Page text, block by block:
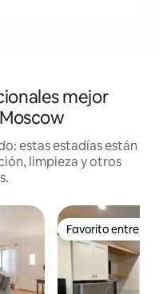
mejor
estas estadías están
limpieza y otros
Favorito entre
Favorito entre